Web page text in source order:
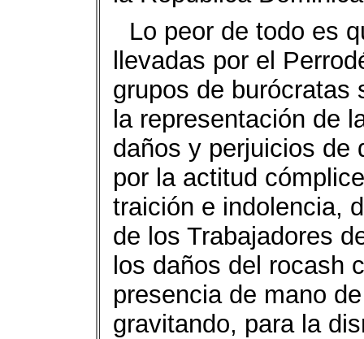
Lo peor de todo es
llevadas por el
grupos de burócratas
la representación de
daños y perjuicios de
por la actitud
traición e indolencia,
de los Trabajadores
los daños del rocash
presencia de mano
gravitando, para la